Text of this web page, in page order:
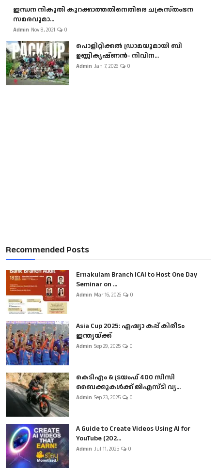
ഇന്ധന നികുതി കുറക്കാത്തതിനെതിരെ ചക്രസ്തംഭന
സമരവുമാ...
Admin Nov 8, 2021 0
പൊളിറ്റിക്കല്‍ ഡ്രാമയുമായി ബി
ഉണ്ണികൃഷ്ണന്‍- നിവിന...
Admin Jan 7, 2026 0
Recommended Posts
Ernakulam Branch ICAI to Host One Day
Seminar on ...
Admin Mar 16, 2026 0
Asia Cup 2025: ഏഷ്യാ കപ്പ് കിരീടം
ഇന്ത്യയ്ക്ക്
Admin Sep 29, 2025 0
കെടിഎം & ട്രയംഫ് 400 സിസി
ബൈക്കുകൾക്ക് ജിഎസ്ടി വ്യ...
Admin Sep 23, 2025 0
A Guide to Create Videos Using AI for
YouTube (202...
Admin Jul 11, 2025 0